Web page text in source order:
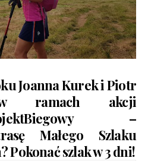
Joanna Kurek i Piotr
ramach akcji
–
Małego Szlaku
Pokonać szlak w 3 dni!